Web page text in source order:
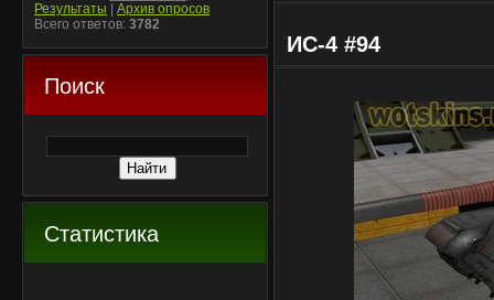
Результаты
Архив опросов
Всего ответов: 3782
Поиск
Статистика
ИС-4 #94